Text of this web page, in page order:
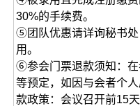
30%的手续费。
⑤团队优惠请详询秘书
用。
⑥参会门票退款须知：
等预定，如因与会者个
款政策：会议召开前15